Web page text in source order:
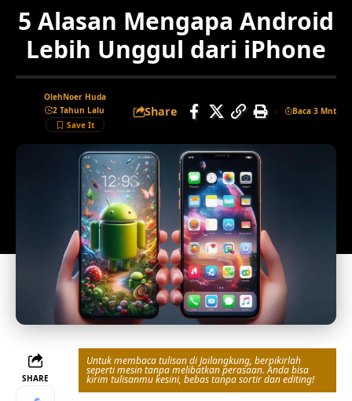
5 Alasan Mengapa Android
Lebih Unggul dari iPhone
OlehNoer Huda
2 Tahun Lalu
Share Baca 3 Mnt
SHARE
Untuk membaca tulisan di Jailangkung, berpikirlah
seperti mesin tanpa melibatkan perasaan. Anda bisa
kirim tulisanmu kesini, bebas tanpa sortir dan editing!